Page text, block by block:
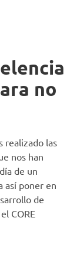
no
realizado las
nos han
de un
así poner en
de
CORE